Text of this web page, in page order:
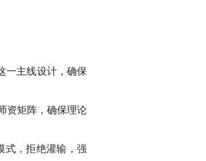
一主线设计，确保
资矩阵，确保理论
式，拒绝灌输，强